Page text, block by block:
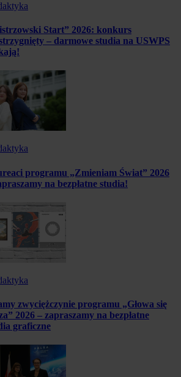
Start” 2026: konkurs
– darmowe studia na USWPS
programu „Zmieniam Świat” 2026
na bezpłatne studia!
zwyciężczynie programu „Głowa się
2026 – zapraszamy na bezpłatne
graficzne